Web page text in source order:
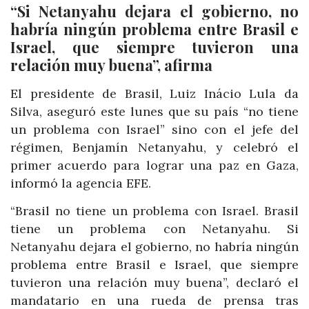
“Si Netanyahu dejara el gobierno, no
habría ningún problema entre Brasil e
Israel, que siempre tuvieron una
relación muy buena”, afirma
El presidente de Brasil, Luiz Inácio Lula da
Silva, aseguró este lunes que su país “no tiene
un problema con Israel” sino con el jefe del
régimen, Benjamín Netanyahu, y celebró el
primer acuerdo para lograr una paz en Gaza,
informó la agencia EFE.
“Brasil no tiene un problema con Israel. Brasil
tiene un problema con Netanyahu. Si
Netanyahu dejara el gobierno, no habría ningún
problema entre Brasil e Israel, que siempre
tuvieron una relación muy buena”, declaró el
mandatario en una rueda de prensa tras